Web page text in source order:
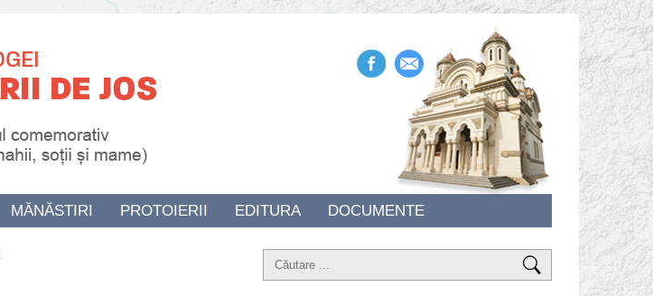
MĂNĂSTIRI PROTOIERII EDITURA DOCUMENTE